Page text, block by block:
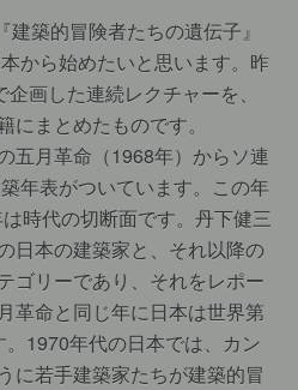
築的冒険者たちの遺伝子』
から始めたいと思います。昨
画した連続レクチャーを、
まとめたものです。
五月革命（1968年）からソ連
年表がついています。この年
時代の切断面です。丹下健三
日本の建築家と、それ以降の
ゴリーであり、それをレポー
革命と同じ年に日本は世界第
1970年代の日本では、カン
に若手建築家たちが建築的冒